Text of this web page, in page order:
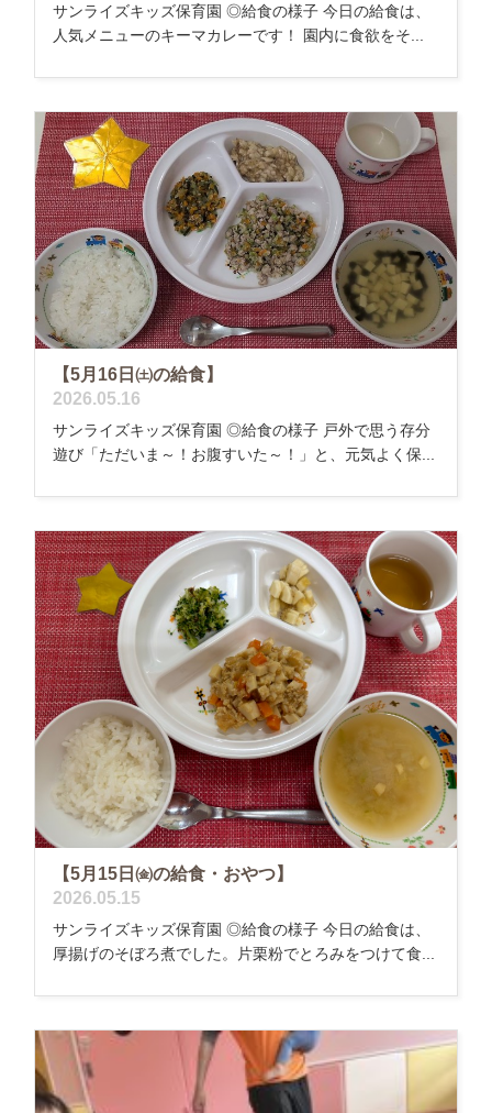
サンライズキッズ保育園 ◎給食の様子 今日の給食は、
人気メニューのキーマカレーです！ 園内に食欲をそ...
【5月16日㈯の給食】
2026.05.16
サンライズキッズ保育園 ◎給食の様子 戸外で思う存分
遊び「ただいま～！お腹すいた～！」と、元気よく保...
【5月15日㈮の給食・おやつ】
2026.05.15
サンライズキッズ保育園 ◎給食の様子 今日の給食は、
厚揚げのそぼろ煮でした。片栗粉でとろみをつけて食...